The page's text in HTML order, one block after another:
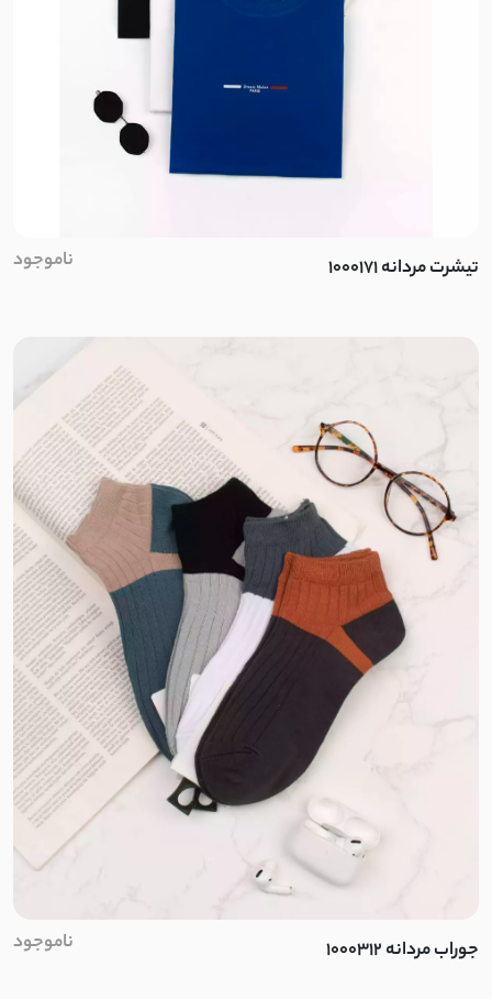
تیشرت مردانه 1000171 ناموجود
جوراب مردانه 1000312 ناموجود